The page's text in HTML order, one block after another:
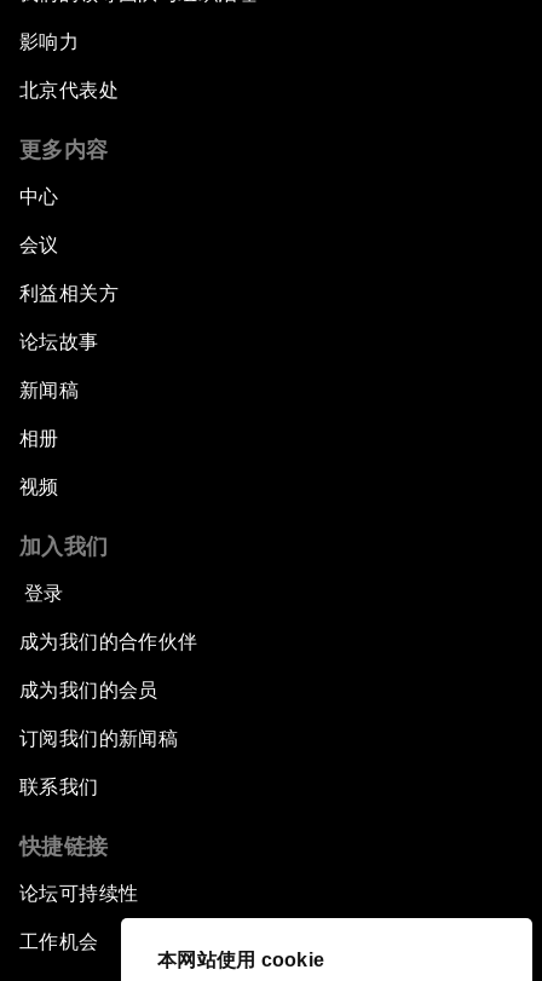
本网站使用 cookie
影响力
北京代表处
更多内容
中心
会议
利益相关方
论坛故事
新闻稿
相册
视频
加入我们
登录
成为我们的合作伙伴
成为我们的会员
订阅我们的新闻稿
联系我们
快捷链接
论坛可持续性
工作机会